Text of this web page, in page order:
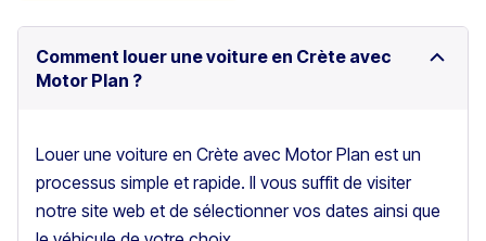
Comment louer une voiture en Crète avec
Motor Plan ?
Louer une voiture en Crète avec Motor Plan est un
processus simple et rapide. Il vous suffit de visiter
notre site web et de sélectionner vos dates ainsi que